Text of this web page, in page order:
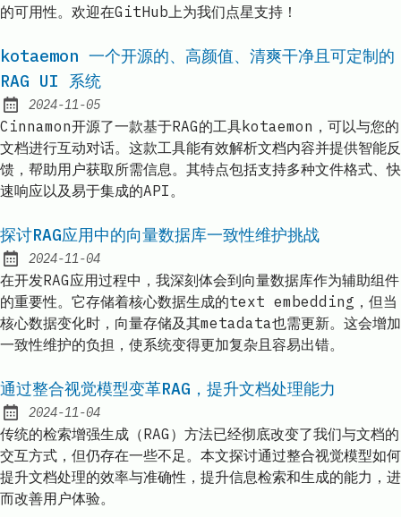
的可用性。欢迎在GitHub上为我们点星支持！
kotaemon 一个开源的、高颜值、清爽干净且可定制的
RAG UI 系统
Published:
2024-11-05
Cinnamon开源了一款基于RAG的工具kotaemon，可以与您的
文档进行互动对话。这款工具能有效解析文档内容并提供智能反
馈，帮助用户获取所需信息。其特点包括支持多种文件格式、快
速响应以及易于集成的API。
探讨RAG应用中的向量数据库一致性维护挑战
Published:
2024-11-04
在开发RAG应用过程中，我深刻体会到向量数据库作为辅助组件
的重要性。它存储着核心数据生成的text embedding，但当
核心数据变化时，向量存储及其metadata也需更新。这会增加
一致性维护的负担，使系统变得更加复杂且容易出错。
通过整合视觉模型变革RAG，提升文档处理能力
Published:
2024-11-04
传统的检索增强生成（RAG）方法已经彻底改变了我们与文档的
交互方式，但仍存在一些不足。本文探讨通过整合视觉模型如何
提升文档处理的效率与准确性，提升信息检索和生成的能力，进
而改善用户体验。